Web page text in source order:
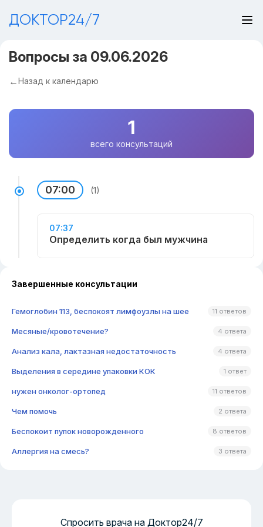
ДОКТОР24/7
Вопросы за 09.06.2026
Назад к календарю
1
всего консультаций
07:00 (1)
07:37
Определить когда был мужчина
Завершенные консультации
Гемоглобин 113, беспокоят лимфоузлы на шее 11 ответов
Месяные/кровотечение? 4 ответа
Анализ кала, лактазная недостаточность 4 ответа
Выделения в середине упаковки КОК 1 ответ
нужен онколог-ортопед 11 ответов
Чем помочь 2 ответа
Беспокоит пупок новорожденного 8 ответов
Аллергия на смесь? 3 ответа
Спросить врача на Доктор24/7